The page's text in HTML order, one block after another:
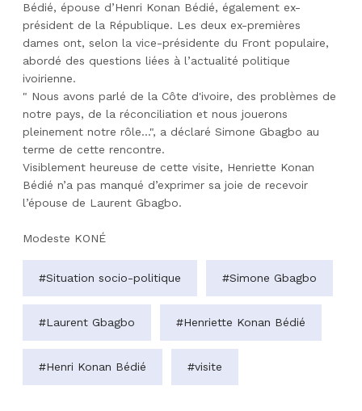
Bédié, épouse d’Henri Konan Bédié, également ex-
président de la République. Les deux ex-premières
dames ont, selon la vice-présidente du Front populaire,
abordé des questions liées à l’actualité politique
ivoirienne.
" Nous avons parlé de la Côte d'ivoire, des problèmes de
notre pays, de la réconciliation et nous jouerons
pleinement notre rôle...", a déclaré Simone Gbagbo au
terme de cette rencontre.
Visiblement heureuse de cette visite, Henriette Konan
Bédié n’a pas manqué d’exprimer sa joie de recevoir
l’épouse de Laurent Gbagbo.
Modeste KONÉ
#Situation socio-politique #Simone Gbagbo
#Laurent Gbagbo #Henriette Konan Bédié
#Henri Konan Bédié #visite